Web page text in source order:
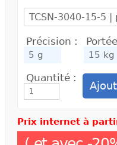
Précision :
Quantité :
Prix internet à